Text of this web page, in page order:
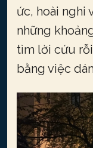
ức, hoài nghi
những
tìm lời cứu
bằng việc